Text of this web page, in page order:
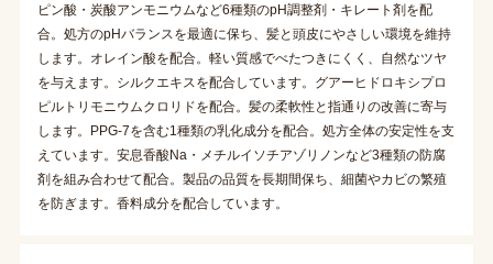
ピン酸・炭酸アンモニウムなど6種類のpH調整剤・キレート剤を配
合。処方のpHバランスを最適に保ち、髪と頭皮にやさしい環境を維持
します。オレイン酸を配合。軽い質感でべたつきにくく、自然なツヤ
を与えます。シルクエキスを配合しています。グアーヒドロキシプロ
ピルトリモニウムクロリドを配合。髪の柔軟性と指通りの改善に寄与
します。PPG-7を含む1種類の乳化成分を配合。処方全体の安定性を支
えています。安息香酸Na・メチルイソチアゾリノンなど3種類の防腐
剤を組み合わせて配合。製品の品質を長期間保ち、細菌やカビの繁殖
を防ぎます。香料成分を配合しています。